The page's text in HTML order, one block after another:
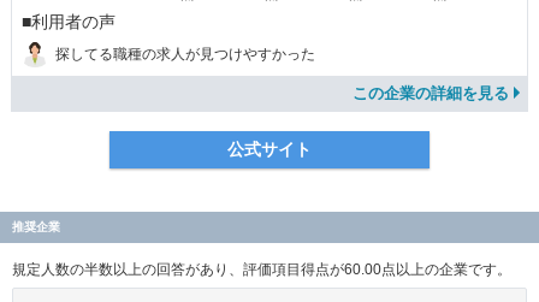
■利用者の声
探してる職種の求人が見つけやすかった
この企業の詳細を見る
公式サイト
推奨企業
規定人数の半数以上の回答があり、評価項目得点が60.00点以上の企業です。